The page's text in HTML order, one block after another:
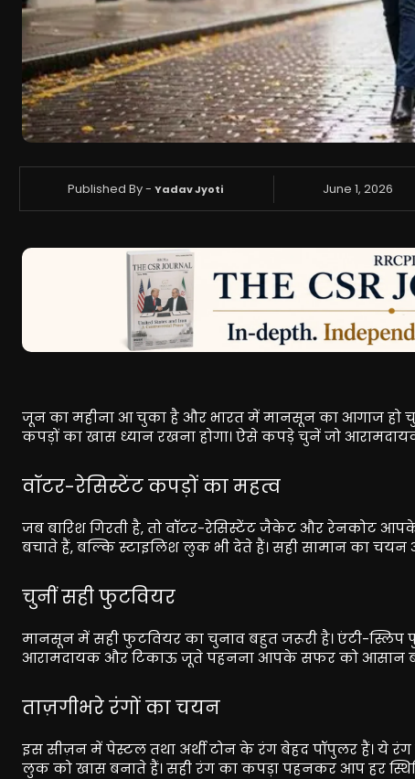
Published By - Yadav Jyoti June 1, 2026
जून का महीना आ चुका है और भारत में मानसून का आगाज हो
कपड़ों का खास ध्यान रखना होगा। ऐसे कपड़े चुनें जो
वॉटर-रेसिस्टेंट कपड़ों का महत्व
जब बारिश गिरती है, तो वॉटर-रेसिस्टेंट जैकेट और रेनकोट
बचाते हैं, बल्कि स्टाइलिश लुक भी देते हैं। सही सामान का
चुनीं सही फुटवियर
मानसून में सही फुटवियर का चुनाव बहुत जरूरी है। एंटी-
आरामदायक और टिकाऊ जूते पहनना आपके सफर को आसान
ताज़गीभरे रंगों का चयन
इस सीज़न में पेस्टल तथा अर्थी टोन के रंग बेहद पॉपुलर हैं। ये
लुक को खास बनाते हैं। सही रंग का कपड़ा पहनकर आप हर